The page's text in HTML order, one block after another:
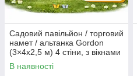
Садовий павільйон / торговий
намет / альтанка Gordon
(3×4х2,5 м) 4 стіни, з вікнами
та захистом UV 50+
(Графітовий)
В наявності